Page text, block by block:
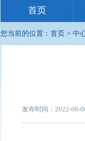
首页
您当前的位置： 首页 > 中
发布时间：2022-06-